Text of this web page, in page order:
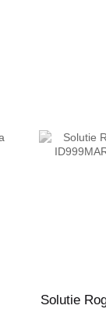
Solutie